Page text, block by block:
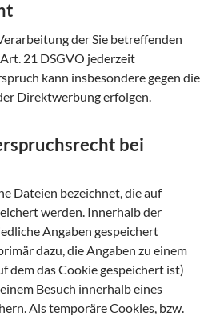
der Sie betreffenden
21 DSGVO jederzeit
kann insbesondere gegen die
Direktwerbung erfolgen.
bei
Dateien bezeichnet, die auf
werden. Innerhalb der
Angaben gespeichert
dazu, die Angaben zu einem
dem das Cookie gespeichert ist)
Besuch innerhalb eines
Als temporäre Cookies, bzw.